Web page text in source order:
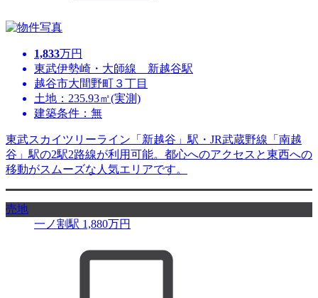
1,833万円
東武伊勢崎・大師線 新越谷駅
越谷市大間野町３丁目
土地：235.93㎡(実測)
建築条件：無
東武スカイツリーライン「新越谷」駅・JR武蔵野線「南越
谷」駅の2駅2路線が利用可能。都心へのアクセスと東西への
移動がスムーズな人気エリアです。
売地
一ノ割駅 1,880万円